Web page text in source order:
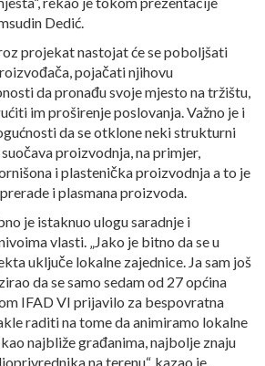
Dedić.
projekat nastojat će se poboljšati
pojačati njihovu
da pronađu svoje mjesto na tržištu,
im proširenje poslovanja. Važno je i
da se otklone neki strukturni
proizvodnja, na primjer,
i plastenička proizvodnja a to je
i plasmana proizvoda.
je istaknuo ulogu saradnje i
vlasti. „Jako je bitno da se u
uključe lokalne zajednice. Ja sam još
da se samo sedam od 27 općina
IFAD VI prijavilo za bespovratna
raditi na tome da animiramo lokalne
najbliže građanima, najbolje znaju
na terenu“, kazao je.